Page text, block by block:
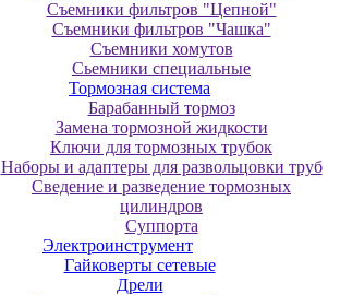
Съемники фильтров "Цепной"
Съемники фильтров "Чашка"
Съемники хомутов
Сьемники специальные
Тормозная система
Барабанный тормоз
Замена тормозной жидкости
Ключи для тормозных трубок
Наборы и адаптеры для развольцовки труб
Сведение и разведение тормозных
цилиндров
Суппорта
Электроинструмент
Гайковерты сетевые
Дрели